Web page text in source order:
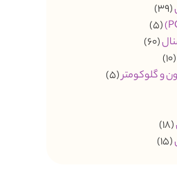
(39)
(5)
(60)
(10)
و گلوکومتر(5)
(18)
(15)